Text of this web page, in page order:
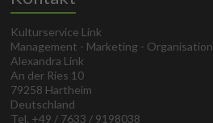
Kulturservice Link
Management - Marketing - Organisation
Alexandra Link
An der Ries 10
79258 Hartheim
Deutschland
Tel. +49 / 7633 / 9198038